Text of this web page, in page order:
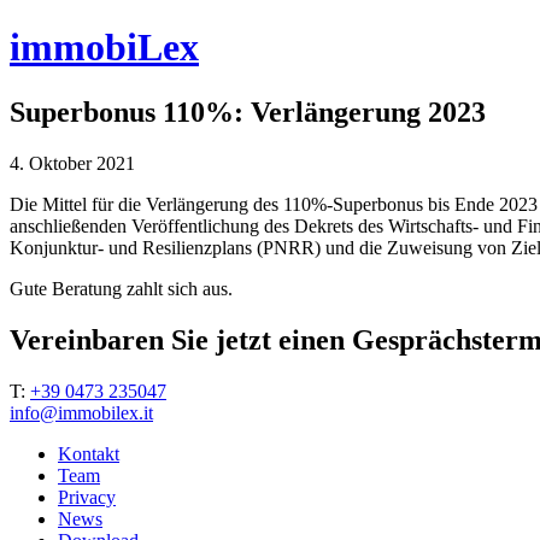
immobiLex
Superbonus 110%: Verlängerung 2023
4. Oktober 2021
Die Mittel für die Verlängerung des 110%-Superbonus bis Ende
anschließenden Veröffentlichung des Dekrets des Wirtschafts- und
Konjunktur- und Resilienzplans (PNRR) und die Zuweisung von
Gute Beratung zahlt sich aus.
Vereinbaren Sie jetzt einen
T: +39 0473 235047
info@immobilex.it
Kontakt
Team
Privacy
News